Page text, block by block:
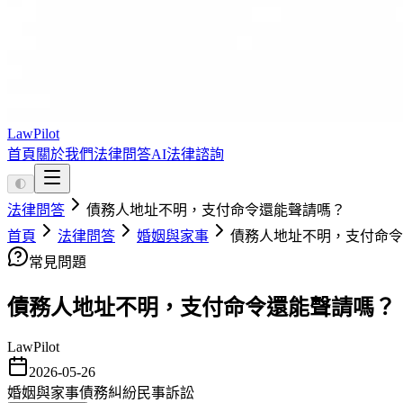
LawPilot
首頁 關於我們法律問答AI法律諮詢
🌓
法律問答
債務人地址不明，支付命令還能聲請嗎？
首頁
法律問答 婚姻與家事
債務人地址不明，支付命
常見問題
債務人地址不明，支付命令還能聲請嗎？
LawPilot
2026-05-26
婚姻與家事債務糾紛民事訴訟